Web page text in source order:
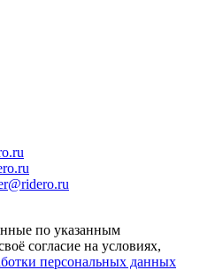
по указанным
согласие на условиях,
персональных данных